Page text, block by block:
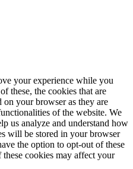
your experience while you
these, the cookies that are
on your browser as they are
of the website. We
us analyze and understand how
will be stored in your browser
the option to opt-out of these
cookies may affect your